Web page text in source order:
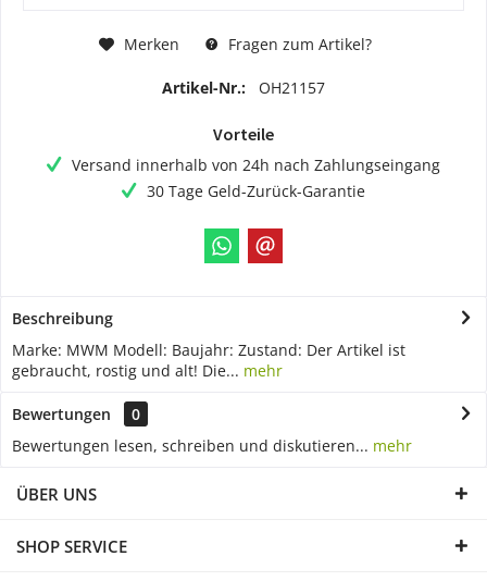
Merken Fragen zum Artikel?
Artikel-Nr.: OH21157
Vorteile
Versand innerhalb von 24h nach Zahlungseingang
30 Tage Geld-Zurück-Garantie
Beschreibung
Marke: MWM Modell: Baujahr: Zustand: Der Artikel ist
gebraucht, rostig und alt! Die... mehr
Bewertungen
0
Bewertungen lesen, schreiben und diskutieren... mehr
ÜBER UNS
SHOP SERVICE